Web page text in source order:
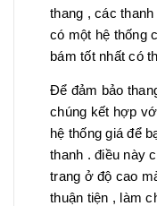
thang , các
có một hệ thống
bám tốt nhất có
Để đảm bảo
chúng kết hợp
hệ thống giá để
thanh . điều này
trang ở độ cao
thuận tiện , làm